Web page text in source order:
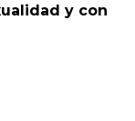
y con